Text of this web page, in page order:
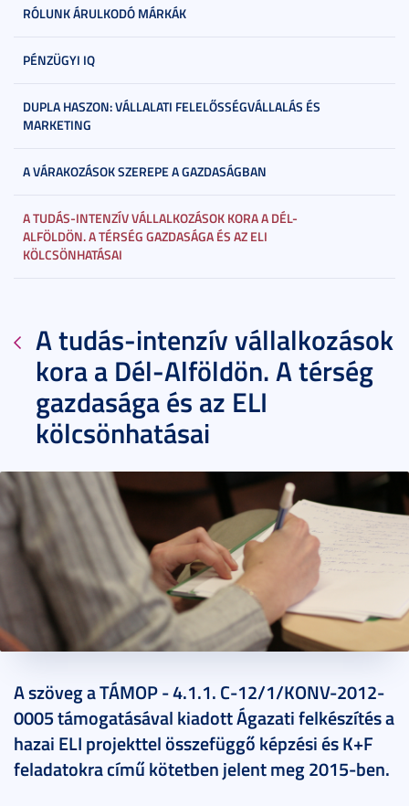
RÓLUNK ÁRULKODÓ MÁRKÁK
PÉNZÜGYI IQ
DUPLA HASZON: VÁLLALATI FELELŐSSÉGVÁLLALÁS ÉS
MARKETING
A VÁRAKOZÁSOK SZEREPE A GAZDASÁGBAN
A TUDÁS-INTENZÍV VÁLLALKOZÁSOK KORA A DÉL-
ALFÖLDÖN. A TÉRSÉG GAZDASÁGA ÉS AZ ELI
KÖLCSÖNHATÁSAI
A tudás-intenzív vállalkozások
kora a Dél-Alföldön. A térség
gazdasága és az ELI
kölcsönhatásai
2015. szeptember 15.
A szöveg a TÁMOP - 4.1.1. C-12/1/KONV-2012-
0005 támogatásával kiadott Ágazati felkészítés a
hazai ELI projekttel összefüggő képzési és K+F
feladatokra című kötetben jelent meg 2015-ben.